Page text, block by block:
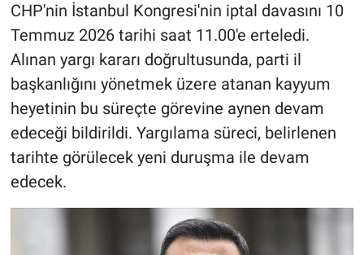
CHP'nin İstanbul Kongresi'nin iptal davasını 10
Temmuz 2026 tarihi saat 11.00'e erteledi.
Alınan yargı kararı doğrultusunda, parti il
başkanlığını yönetmek üzere atanan kayyum
heyetinin bu süreçte görevine aynen devam
edeceği bildirildi. Yargılama süreci, belirlenen
tarihte görülecek yeni duruşma ile devam
edecek.